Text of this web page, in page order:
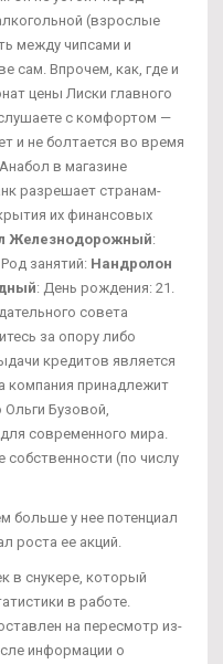
(взрослые
между чипсами и
сам. Впрочем, как, где и
цены Лиски главного
с комфортом —
и не болтается во время
в магазине
разрешает странам-
их финансовых
Железнодорожный:
занятий: Нандролон
: День рождения: 21.
совета
за опору либо
кредитов является
компания принадлежит
Бузовой,
современного мира.
собственности (по числу
больше у нее потенциал
роста ее акций.
в снукере, который
в работе.
на пересмотр из-
информации о